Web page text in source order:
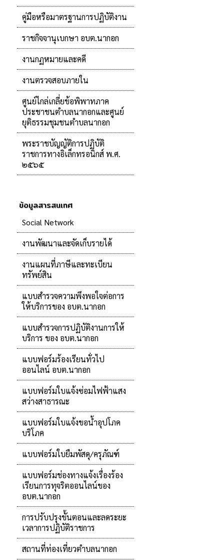
คู่มือหรือมาตรฐานการปฏิบัติงาน
ราชกิจจานุเบกษา อบต.นากอก
งานกฏหมายและคดี
งานตรวจสอบภายใน
ศูนย์ไกล่เกลี่ยข้อพิพาทภาค
ประชาชนตำบลนากอกและศูนย์
ยุติธรรมชุมชนตำบลนากอก
พระราชบัญญัติการปฏิบัติ
ราชการทางอิเล็กทรอนิกส์ พ.ศ.
๒๕๖๕
ข้อมูลสารสนเทศ
Social Network
งานพัฒนาและจัดเก็บรายได้
งานแผนที่ภาษีและทะเบียน
ทรัพย์สิน
แบบสำรวจความพึงพอใจต่อการ
ให้บริการของ อบต.นากอก
แบบสำรวจการปฏิบัติงานการให้
บริการ ของ อบต.นากอก
แบบฟอร์มร้องเรียนทั่วไป
ออนไลน์ อบต.นากอก
แบบฟอร์มใบแจ้งซ่อมไฟฟ้าแสง
สว่างสาธารณะ
แบบฟอร์มใบแจ้งขอน้ำอุปโภค
บริโภค
แบบฟอร์มใบยืมพัสดุ/ครุภัณฑ์
แบบฟอร์มช่องทางแจ้งเรื่องร้อง
เรียนการทุจริตออนไลน์ของ
อบต.นากอก
การปรับปรุงขั้นตอนและลดระยะ
เวลาการปฏิบัติราชการ
สถานที่ท่องเที่ยวตำบลนากอก